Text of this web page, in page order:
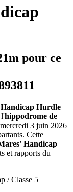
pour ce
Hurdle
l'hippodrome de
3 juin 2026
Cette
Handicap
et rapports du
/ Classe 5